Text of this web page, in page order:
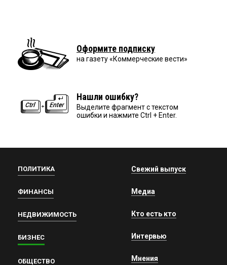
Оформите подписку
на газету «Коммерческие вести»
Нашли ошибку?
Выделите фрагмент с текстом
ошибки и нажмите Ctrl + Enter.
ПОЛИТИКА
ФИНАНСЫ
НЕДВИЖИМОСТЬ
БИЗНЕС
ОБЩЕСТВО
Свежий выпуск
Медиа
Кто есть кто
Интервью
Мнения